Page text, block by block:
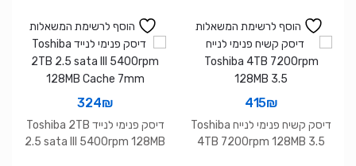
הוסף לרשימת המשאלות
415₪
דיסק קשיח פנימי לנייח Toshiba
4TB 7200rpm 128MB 3.5
הוסף לרשימת המשאלות
324₪
דיסק פנימי לנייד Toshiba 2TB
2.5 sata III 5400rpm 128MB